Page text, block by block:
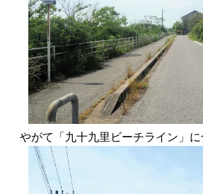
やがて「九十九里ビーチライン」に